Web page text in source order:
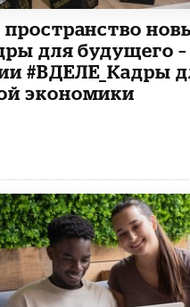
для будущего –
#ВДЕЛЕ_Кадры
экономики